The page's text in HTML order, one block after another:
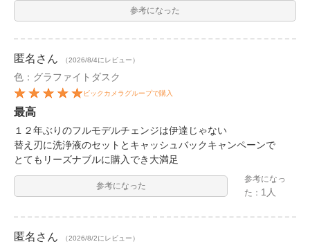
参考になった
匿名 さん （2026/8/4にレビュー）
色：グラファイトダスク
ビックカメラグループで購入
最高
１２年ぶりのフルモデルチェンジは伊達じゃない
替え刃に洗浄液のセットとキャッシュバックキャンペーンで
とてもリーズナブルに購入でき大満足
参考になった
参考になっ
た： 1人
匿名 さん （2026/8/2にレビュー）